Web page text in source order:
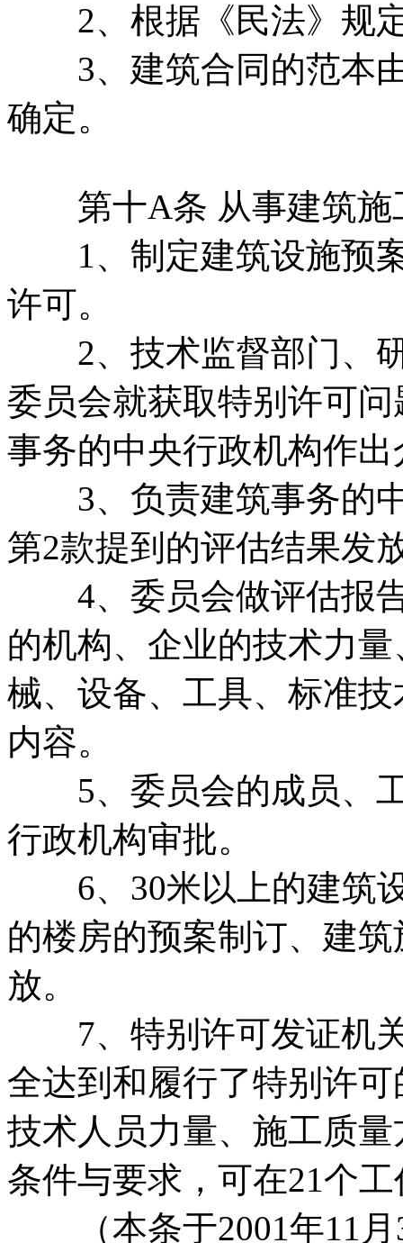
2、根据《民法》规定
3、建筑合同的范本由
确定。
第十A条 从事建筑施
1、制定建筑设施预案
许可。
2、技术监督部门、研
委员会就获取特别许可
事务的中央行政机构作出
3、负责建筑事务的中
第2款提到的评估结果发
4、委员会做评估报告
的机构、企业的技术力
械、设备、工具、标准
内容。
5、委员会的成员、工
行政机构审批。
6、30米以上的建筑设
的楼房的预案制订、建
放。
7、特别许可发证机关
全达到和履行了特别许
技术人员力量、施工质
条件与要求，可在21个
（本条于2001年11月